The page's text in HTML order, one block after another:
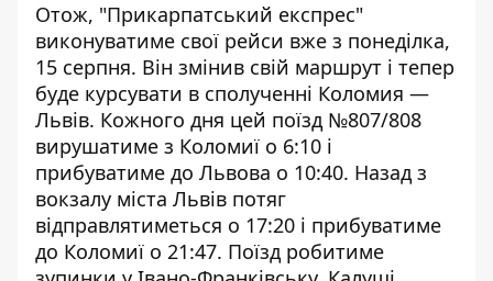
Отож, "Прикарпатський експрес"
виконуватиме свої рейси вже з понеділка,
15 серпня. Він змінив свій маршрут і тепер
буде курсувати в сполученні Коломия —
Львів. Кожного дня цей поїзд №807/808
вирушатиме з Коломиї о 6:10 і
прибуватиме до Львова о 10:40. Назад з
вокзалу міста Львів потяг
відправлятиметься о 17:20 і прибуватиме
до Коломиї о 21:47. Поїзд робитиме